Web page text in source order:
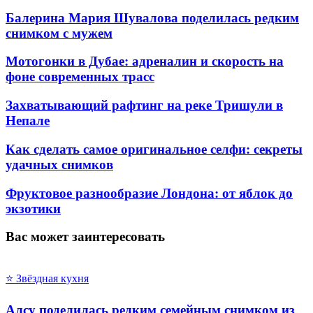
Балерина Мария Шувалова поделилась редким
снимком с мужем
Мотогонки в Дубае: адреналин и скорость на
фоне современных трасс
Захватывающий рафтинг на реке Тришули в
Непале
Как сделать самое оригинальное селфи: секреты
удачных снимков
Фруктовое разнообразие Лондона: от яблок до
экзотики
Вас может заинтересовать
⭐ Звёздная кухня
Алсу поделилась редким семейным снимком из